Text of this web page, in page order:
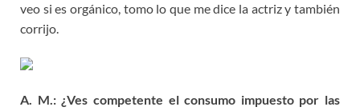
veo si es orgánico, tomo lo que me dice la actriz y también
corrijo.
A. M.: ¿Ves competente el consumo impuesto por las